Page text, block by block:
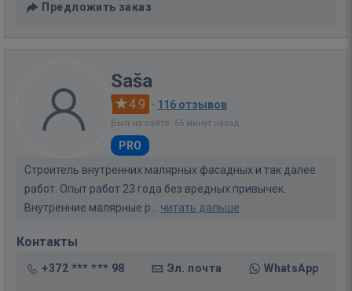
Предложить заказ
Saša
4.9 · 116 отзывов
Был на сайте: 56 минут назад
PRO
Строитель внутренних малярных фасадных и так далее
работ. Опыт работ 23 года без вредных привычек.
Внутренние малярные р... читать дальше
Контакты
+372 *** *** 98 Эл. почта WhatsApp